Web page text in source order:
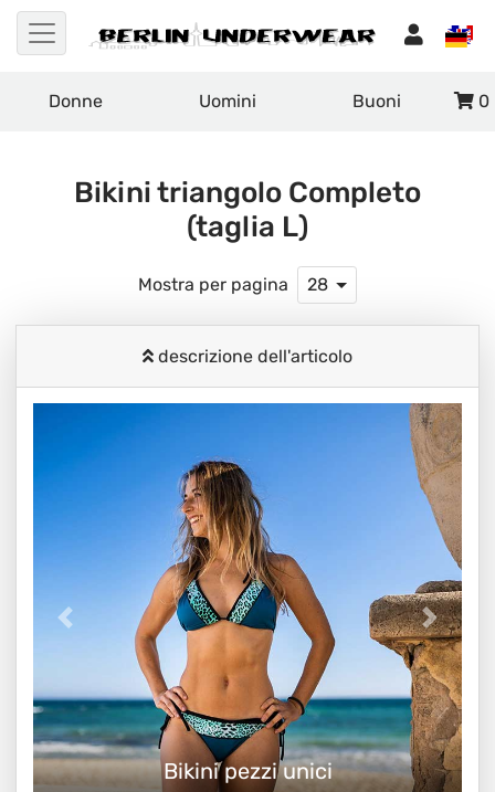
Donne Uomini Buoni 0
Bikini triangolo Completo
(taglia L)
Mostra per pagina 28
descrizione dell'articolo
Bikini pezzi unici